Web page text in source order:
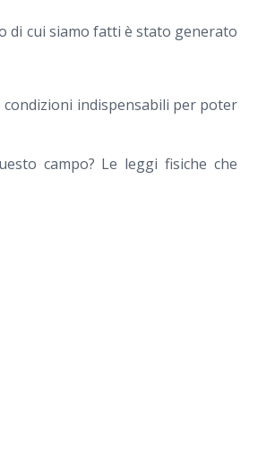
di cui siamo fatti è stato generato
condizioni indispensabili per poter
campo? Le leggi fisiche che